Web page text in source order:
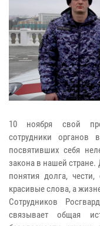
10 ноября свой
сотрудники органов
посвятивших себя
закона в нашей стране.
понятия долга,
красивые слова, а
Сотрудников
связывает общая